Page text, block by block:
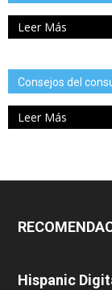
Leer Más
Consejos del
Leer Más
Hispanic